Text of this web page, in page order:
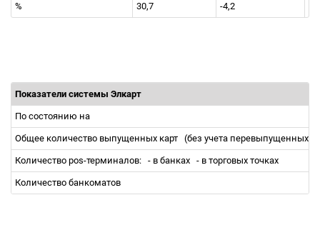
% 30,7 -4,2
Показатели системы Элкарт
По состоянию на
Общее количество выпущенных карт (без учета перевыпущенных)
Количество pos-терминалов: - в банках - в торговых точках
Количество банкоматов